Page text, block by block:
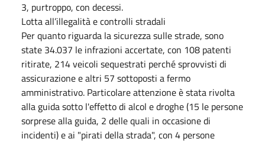
3, purtroppo, con decessi.
Lotta all’illegalità e controlli stradali
Per quanto riguarda la sicurezza sulle strade, sono
state 34.037 le infrazioni accertate, con 108 patenti
ritirate, 214 veicoli sequestrati perché sprovvisti di
assicurazione e altri 57 sottoposti a fermo
amministrativo. Particolare attenzione è stata rivolta
alla guida sotto l'effetto di alcol e droghe (15 le persone
sorprese alla guida, 2 delle quali in occasione di
incidenti) e ai "pirati della strada", con 4 persone